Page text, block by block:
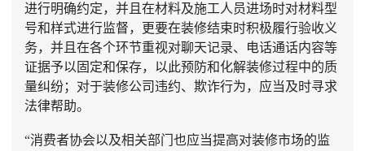
进行明确约定，并且在材料及施工人员进场时对材料型
号和样式进行监督，更要在装修结束时积极履行验收义
务，并且在各个环节重视对聊天记录、电话通话内容等
证据予以固定和保存，以此预防和化解装修过程中的质
量纠纷；对于装修公司违约、欺诈行为，应当及时寻求
法律帮助。
“消费者协会以及相关部门也应当提高对装修市场的监